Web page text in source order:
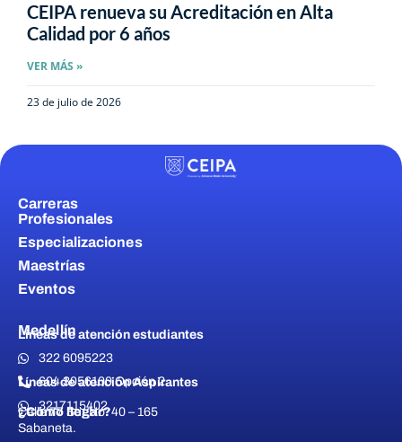
CEIPA renueva su Acreditación en Alta
Calidad por 6 años
VER MÁS »
23 de julio de 2026
Carreras
Profesionales
Especializaciones
Maestrías
Eventos
Medellín
Líneas de atención estudiantes
322 6095223
604 3056100 Opción 2
Líneas de atención Aspirantes
3217115402
¿Cómo llegar?
Calle 77 Sur No. 40 – 165
Sabaneta.